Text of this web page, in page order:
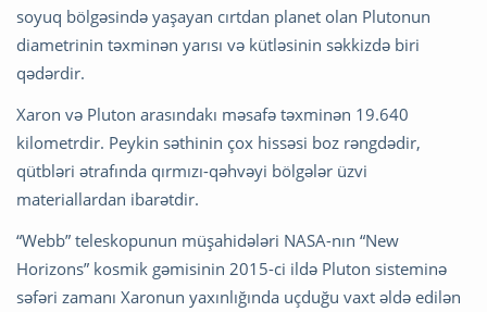
soyuq bölgəsində yaşayan cırtdan planet olan Plutonun
diametrinin təxminən yarısı və kütləsinin səkkizdə biri
qədərdir.
Xaron və Pluton arasındakı məsafə təxminən 19.640
kilometrdir. Peykin səthinin çox hissəsi boz rəngdədir,
qütbləri ətrafında qırmızı-qəhvəyi bölgələr üzvi
materiallardan ibarətdir.
“Webb” teleskopunun müşahidələri NASA-nın “New
Horizons” kosmik gəmisinin 2015-ci ildə Pluton sisteminə
səfəri zamanı Xaronun yaxınlığında uçduğu vaxt əldə edilən